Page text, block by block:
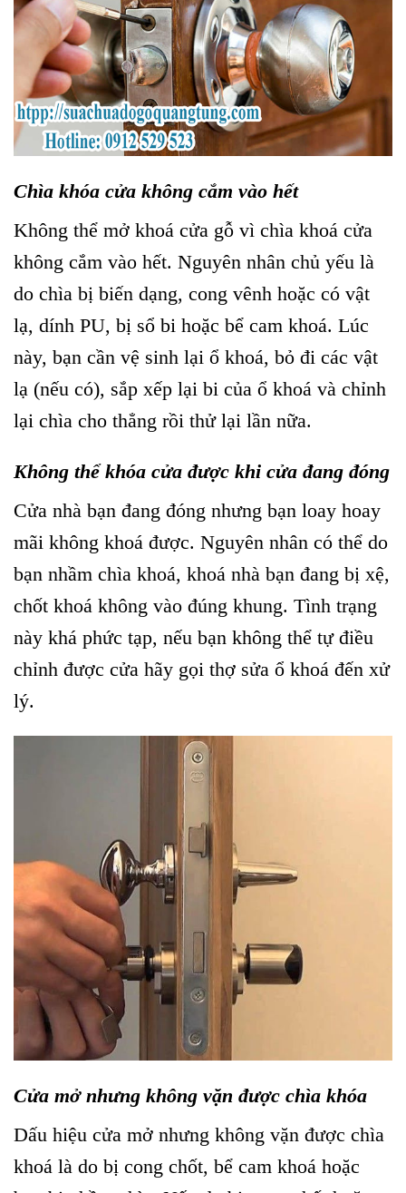
Chìa khóa cửa không cắm vào hết
Không thể mở khoá cửa gỗ vì chìa khoá cửa
không cắm vào hết. Nguyên nhân chủ yếu là
do chìa bị biến dạng, cong vênh hoặc có vật
lạ, dính PU, bị sổ bi hoặc bể cam khoá. Lúc
này, bạn cần vệ sinh lại ổ khoá, bỏ đi các vật
lạ (nếu có), sắp xếp lại bi của ổ khoá và chỉnh
lại chìa cho thẳng rồi thử lại lần nữa.
Không thể khóa cửa được khi cửa đang đóng
Cửa nhà bạn đang đóng nhưng bạn loay hoay
mãi không khoá được. Nguyên nhân có thể do
bạn nhầm chìa khoá, khoá nhà bạn đang bị xệ,
chốt khoá không vào đúng khung. Tình trạng
này khá phức tạp, nếu bạn không thể tự điều
chỉnh được cửa hãy gọi thợ sửa ổ khoá đến xử
lý.
Cửa mở nhưng không vặn được chìa khóa
Dấu hiệu cửa mở nhưng không vặn được chìa
khoá là do bị cong chốt, bể cam khoá hoặc